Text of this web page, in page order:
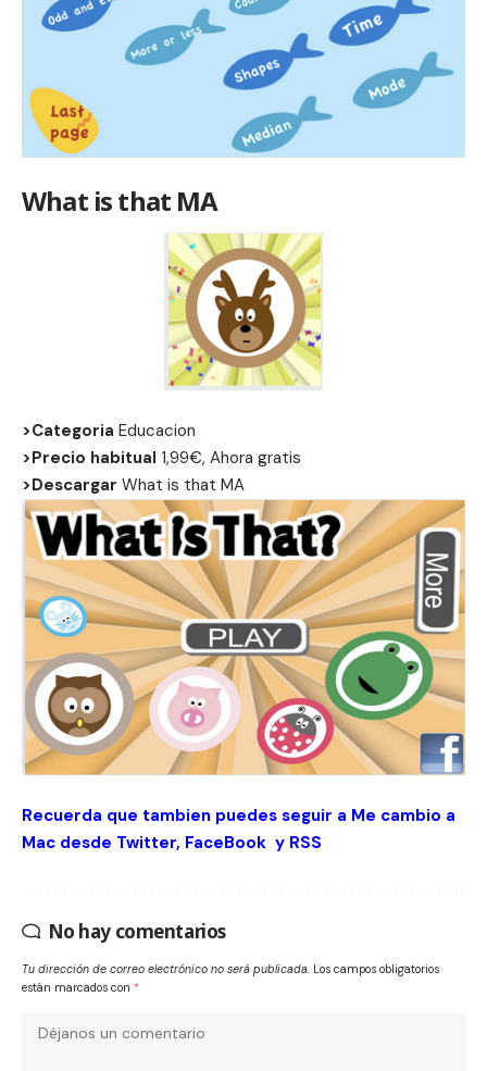
What is that MA
>Categoria Educacion
>Precio habitual 1,99€, Ahora gratis
>Descargar What is that MA
Recuerda que tambien puedes seguir a Me cambio a
Mac desde Twitter, FaceBook y RSS
No hay comentarios
Tu dirección de correo electrónico no será publicada. Los campos obligatorios
están marcados con *